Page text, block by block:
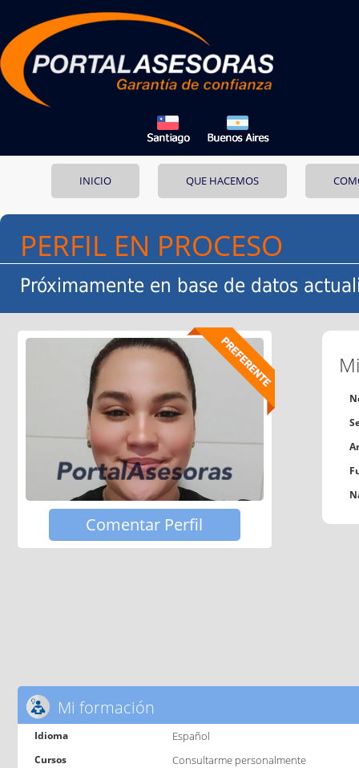
INICIO QUE HACEMOS
PERFIL EN PROCESO
Próximamente en base de datos
Comentar Perfil
Mi formación
Idioma Español
Cursos Consultarme personalmente